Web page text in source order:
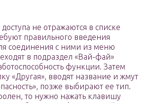
не отражаются в списке
правильного введения
соединения с ними из меню
в подраздел «Вай-фай»
функции. Затем
«Другая», вводят название и жмут
позже выбирают ее тип.
то нужно нажать клавишу